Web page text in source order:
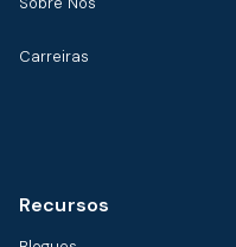
Carreiras
Recursos